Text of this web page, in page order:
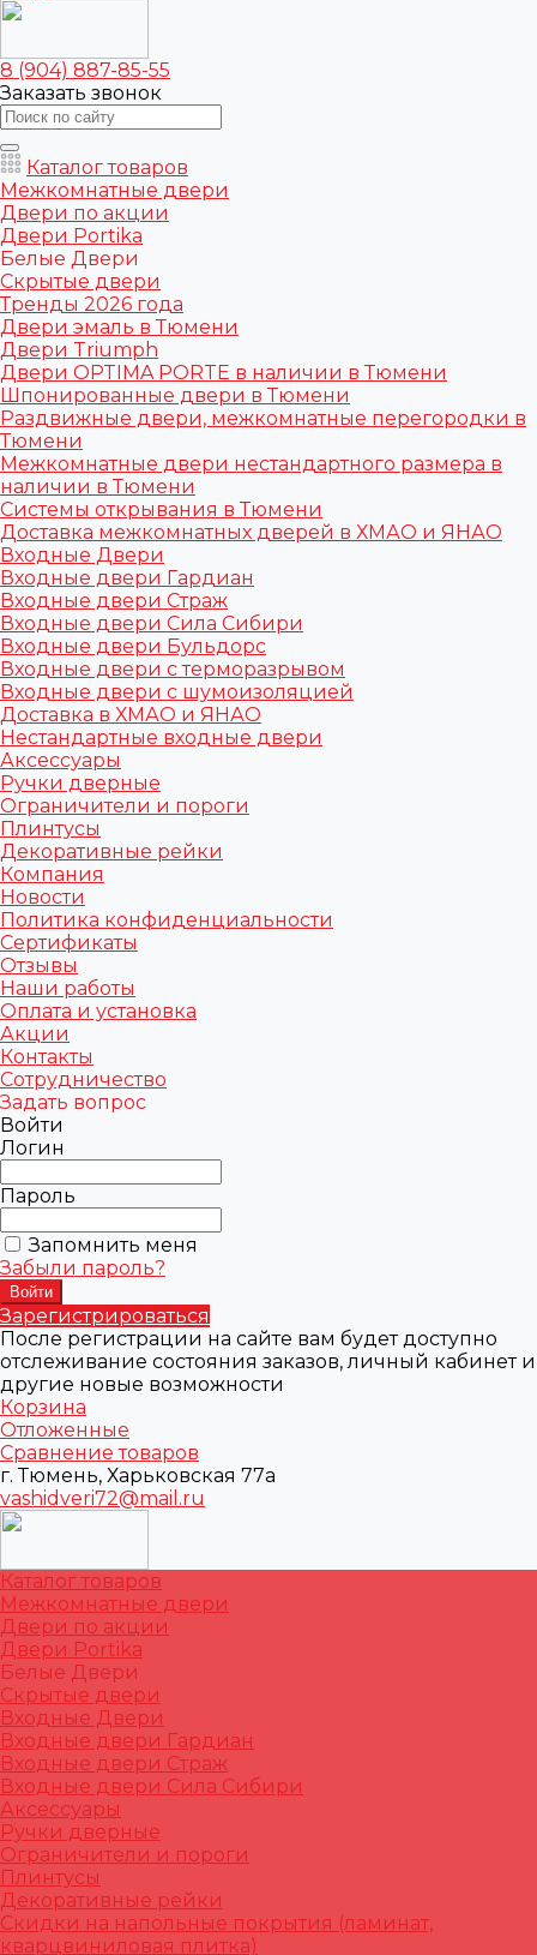
8 (904) 887-85-55
Заказать звонок
Каталог товаров
Межкомнатные двери
Двери по акции
Двери Portika
Белые Двери
Скрытые двери
Тренды 2026 года
Двери эмаль в Тюмени
Двери Triumph
Двери OPTIMA PORTE в наличии в Тюмени
Шпонированные двери в Тюмени
Раздвижные двери, межкомнатные перегородки в
Тюмени
Межкомнатные двери нестандартного размера в
наличии в Тюмени
Системы открывания в Тюмени
Доставка межкомнатных дверей в ХМАО и ЯНАО
Входные Двери
Входные двери Гардиан
Входные двери Страж
Входные двери Сила Сибири
Входные двери Бульдорс
Входные двери с терморазрывом
Входные двери с шумоизоляцией
Доставка в ХМАО и ЯНАО
Нестандартные входные двери
Аксессуары
Ручки дверные
Ограничители и пороги
Плинтусы
Декоративные рейки
Компания
Новости
Политика конфиденциальности
Сертификаты
Отзывы
Наши работы
Оплата и установка
Акции
Контакты
Сотрудничество
Задать вопрос
Войти
Логин
Пароль
Запомнить меня
Забыли пароль?
Зарегистрироваться
После регистрации на сайте вам будет доступно
отслеживание состояния заказов, личный кабинет и
другие новые возможности
Корзина
Отложенные
Сравнение товаров
г. Тюмень, Харьковская 77а
vashidveri72@mail.ru
Каталог товаров
Межкомнатные двери
Двери по акции
Двери Portika
Белые Двери
Скрытые двери
Входные Двери
Входные двери Гардиан
Входные двери Страж
Входные двери Сила Сибири
Аксессуары
Ручки дверные
Ограничители и пороги
Плинтусы
Декоративные рейки
Скидки на напольные покрытия (ламинат,
кварцвиниловая плитка)